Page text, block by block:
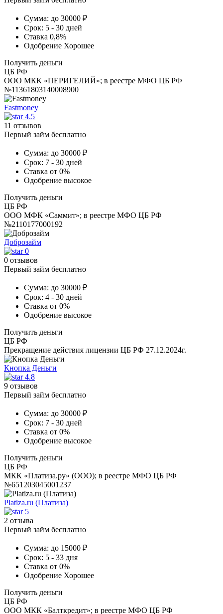
Сумма: до 30000 ₽
Срок: 5 - 30 дней
Ставка 0,8%
Одобрение Хорошее
Получить деньги
ЦБ РФ
ООО МКК «ПЕРИГЕЛИЙ»; в реестре МФО ЦБ РФ
№11361803140008900
Fastmoney
4.5
11 отзывов
Первый займ бесплатно
Сумма: до 30000 ₽
Срок: 7 - 30 дней
Ставка от 0%
Одобрение высокое
Получить деньги
ЦБ РФ
ООО МФК «Саммит»; в реестре МФО ЦБ РФ
№2110177000192
Доброзайм
0
0 отзывов
Первый займ бесплатно
Сумма: до 30000 ₽
Срок: 4 - 30 дней
Ставка от 0%
Одобрение высокое
Получить деньги
ЦБ РФ
Прекращение действия лицензии ЦБ РФ 27.12.2024г.
Кнопка Деньги
4.8
9 отзывов
Первый займ бесплатно
Сумма: до 30000 ₽
Срок: 7 - 30 дней
Ставка от 0%
Одобрение высокое
Получить деньги
ЦБ РФ
МКК «Платиза.ру» (ООО); в реестре МФО ЦБ РФ
№651203045001237
Platiza.ru (Платиза)
5
2 отзыва
Первый займ бесплатно
Сумма: до 15000 ₽
Срок: 5 - 33 дня
Ставка от 0%
Одобрение Хорошее
Получить деньги
ЦБ РФ
ООО МКК «Балткредит»; в реестре МФО ЦБ РФ